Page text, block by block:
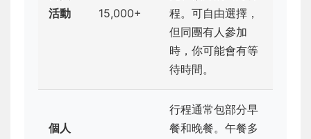
活動
15,000+
程。可自由選擇，
但同團有人參加
時，你可能會有等
待時間。
個人
行程通常包部分早
餐和晚餐。午餐多